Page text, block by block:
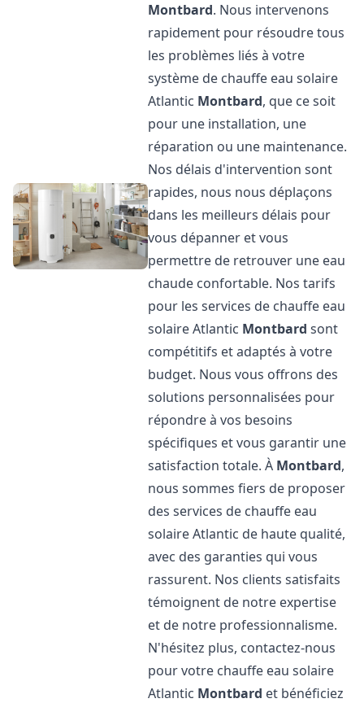
Montbard. Nous intervenons
rapidement pour résoudre tous
les problèmes liés à votre
système de chauffe eau solaire
Atlantic Montbard, que ce soit
pour une installation, une
réparation ou une maintenance.
Nos délais d'intervention sont
rapides, nous nous déplaçons
dans les meilleurs délais pour
vous dépanner et vous
permettre de retrouver une eau
chaude confortable. Nos tarifs
pour les services de chauffe eau
solaire Atlantic Montbard sont
compétitifs et adaptés à votre
budget. Nous vous offrons des
solutions personnalisées pour
répondre à vos besoins
spécifiques et vous garantir une
satisfaction totale. À Montbard,
nous sommes fiers de proposer
des services de chauffe eau
solaire Atlantic de haute qualité,
avec des garanties qui vous
rassurent. Nos clients satisfaits
témoignent de notre expertise
et de notre professionnalisme.
N'hésitez plus, contactez-nous
pour votre chauffe eau solaire
Atlantic Montbard et bénéficiez